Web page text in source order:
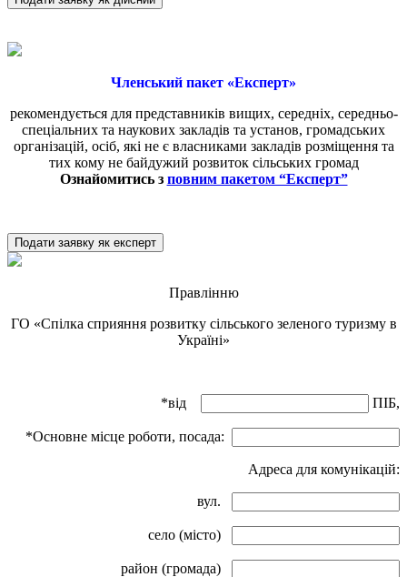
Членський пакет «Експерт»
рекомендується для представників вищих, середніх, середньо-
спеціальних та наукових закладів та установ, громадських
організацій, осіб, які не є власниками закладів розміщення та
тих кому не байдужий розвиток сільських громад
Ознайомитись з повним пакетом “Експерт”
Подати заявку як експерт
Правлінню
ГО «Спілка сприяння розвитку сільського зеленого туризму в
Україні»
*від ПІБ,
*Основне місце роботи, посада:
Адреса для комунікацій:
вул.
село (місто)
район (громада)